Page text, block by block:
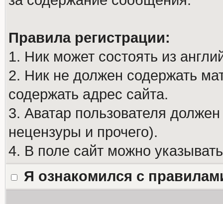
Правила регистрации:
1. Ник может состоять из
2. Ник не должен содержать
содержать адрес сайта.
3. Аватар пользователя
нецензуры и прочего).
4. В поле сайт можно
Я ознакомился с